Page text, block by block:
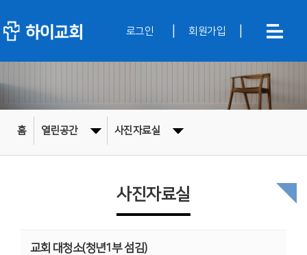
로그인 회원가입
홈 열린공간 사진자료실
사진자료실
교회 대청소(청년1부 섬김)